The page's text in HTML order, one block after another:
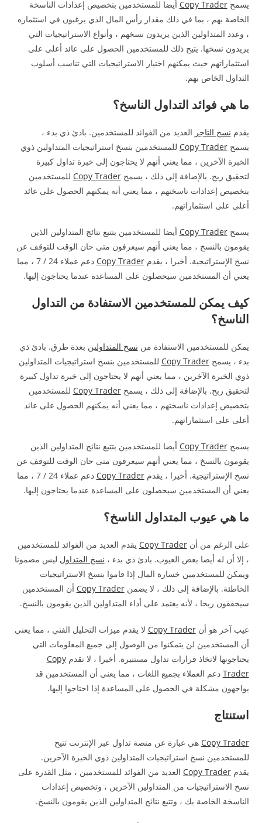
يسمحCopy Trader أيضا للمستخدمين بتخصيص إعدادات الناسخة
الخاصة بهم ، بما في ذلك مقدار رأس المال الذي يرغبون في استثماره
، وعدد المتداولين الذين يريدون نسخهم ، وأنواع الاستراتيجيات التي
يريدون نسخها. يتيح ذلك للمستخدمين الحصول على عائد أعلى على
استثماراتهم حيث يمكنهم اختيار الاستراتيجيات التي تناسب أسلوب
التداول الخاص بهم.
ما هي فوائد التداول الناسخ؟
يقدم نسخ التاجر العديد من الفوائد للمستخدمين. بادئ ذي بدء ،
يسمحCopy Trader للمستخدمين بنسخ استراتيجيات المتداولين ذوي
الخبرة الآخرين ، مما يعني أنهم لا يحتاجون إلى خبرة تداول كبيرة
لتحقيق ربح. بالإضافة إلى ذلك ، يسمحCopy Trader للمستخدمين
بتخصيص إعدادات ناسختهم ، مما يعني أنه يمكنهم الحصول على عائد
أعلى على استثماراتهم.
يسمحCopy Trader أيضا للمستخدمين بتتبع نتائج المتداولين الذين
يقومون بالنسخ ، مما يعني أنهم سيعرفون متى حان الوقت للتوقف عن
نسخ الإستراتيجية. أخيرا ، يقدمCopy Trader
دعم عملاء 24 / 7 ، مما
يعني أن المستخدمين سيحصلون على المساعدة عندما يحتاجون إليها.
كيف يمكن للمستخدمين الاستفادة من التداول
الناسخ؟
يمكن للمستخدمين الاستفادة من نسخ المتداولين بعدة طرق. بادئ ذي
بدء ، يسمحCopy Trader للمستخدمين بنسخ استراتيجيات المتداولين
ذوي الخبرة الآخرين ، مما يعني أنهم لا يحتاجون إلى خبرة تداول كبيرة
لتحقيق ربح. بالإضافة إلى ذلك ، يسمحCopy Trader للمستخدمين
بتخصيص إعدادات ناسختهم ، مما يعني أنه يمكنهم الحصول على عائد
أعلى على استثماراتهم.
يسمحCopy Trader أيضا للمستخدمين بتتبع نتائج المتداولين الذين
يقومون بالنسخ ، مما يعني أنهم سيعرفون متى حان الوقت للتوقف عن
نسخ الإستراتيجية. أخيرا ، يقدمCopy Trader
دعم عملاء 24 / 7 ، مما
يعني أن المستخدمين سيحصلون على المساعدة عندما يحتاجون إليها.
ما هي عيوب المتداول الناسخ؟
على الرغم من أنCopy Trader يقدم العديد من الفوائد للمستخدمين
، إلا أن له أيضا بعض العيوب. بادئ ذي بدء ، نسخ المتداول ليس مضمونا
ويمكن للمستخدمين خسارة المال إذا قاموا بنسخ الاستراتيجيات
الخاطئة. بالإضافة إلى ذلك ، لا يضمنCopy Trader أن المستخدمين
سيحققون ربحا ، لأنه يعتمد على أداء المتداولين الذين يقومون بالنسخ.
عيب آخر هو أنCopy Trader لا يقدم ميزات التحليل الفني ، مما يعني
أن المستخدمين لن يتمكنوا من الوصول إلى جميع المعلومات التي
يحتاجونها لاتخاذ قرارات تداول مستنيرة. أخيرا ، لا تقدمCopy
Trader دعم العملاء بجميع اللغات ، مما يعني أن المستخدمين قد
يواجهون مشكلة في الحصول على المساعدة إذا احتاجوا إليها.
استنتاج
Copy Trader هي عبارة عن منصة تداول عبر الإنترنت تتيح
للمستخدمين نسخ استراتيجيات المتداولين ذوي الخبرة الآخرين.
يقدمCopy Trader العديد من الفوائد للمستخدمين ، مثل القدرة على
نسخ الاستراتيجيات من المتداولين الآخرين ، وتخصيص إعدادات
الناسخة الخاصة بك ، وتتبع نتائج المتداولين الذين يقومون بالنسخ.